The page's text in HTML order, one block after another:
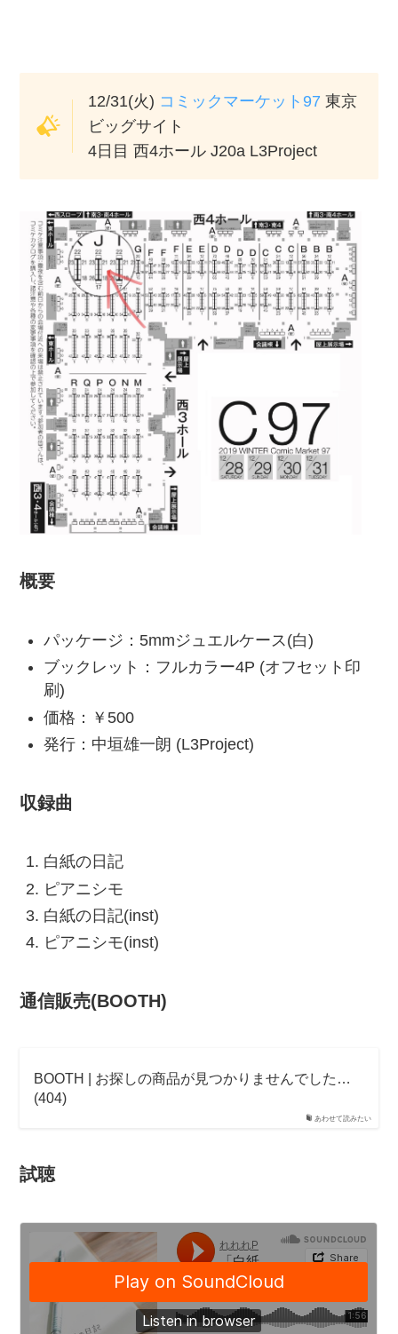
12/31(火) コミックマーケット97 東京
ビッグサイト
4日目 西4ホール J20a L3Project
概要
パッケージ：5mmジュエルケース(白)
ブックレット：フルカラー4P (オフセット印
刷)
価格：￥500
発行：中垣雄一朗 (L3Project)
収録曲
白紙の日記
ピアニシモ
白紙の日記(inst)
ピアニシモ(inst)
通信販売(BOOTH)
あわせて読みたい
BOOTH | お探しの商品が見つかりませんでした…
(404)
試聴